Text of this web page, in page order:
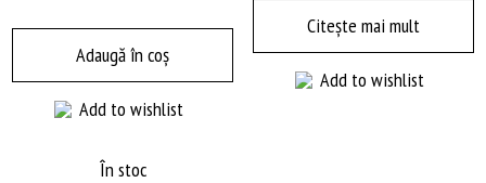
Adaugă în coș
Add to wishlist
În stoc
Citește mai mult
Add to wishlist